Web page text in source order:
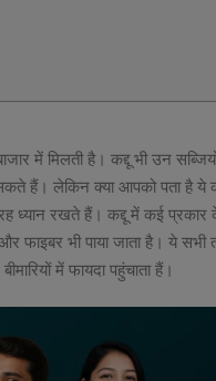
में मिलती है। कद्दू भी उन
हैं। लेकिन क्या आपको पता है ये
ध्यान रखते हैं। कद्दू में कई प्रकार
फाइबर भी पाया जाता है। ये सभी
में फायदा पहुंचाता हैं।